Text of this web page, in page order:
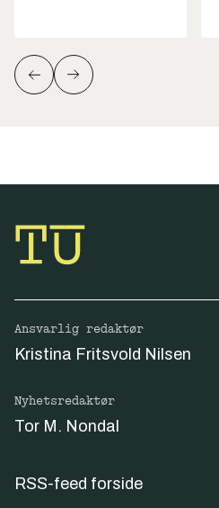
Ansvarlig redaktør
Kristina Fritsvold Nilsen
Nyhetsredaktør
Tor M. Nondal
RSS-feed forside